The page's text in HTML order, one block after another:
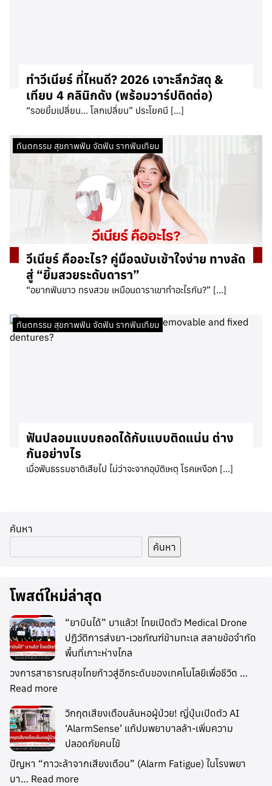
ทำวีเนียร์ ที่ไหนดี? 2026 เจาะลึกวัสดุ &
เทียบ 4 คลินิกดัง (พร้อมวาร์ปติดต่อ)
“รอยยิ้มเปลี่ยน… โลกเปลี่ยน” ประโยคนี […]
ทันตกรรม สุขภาพฟัน จัดฟัน รากฟันเทียม
วีเนียร์ คืออะไร? คู่มือฉบับเข้าใจง่าย ทางลัด
สู่ “ยิ้มสวยระดับดารา”
“อยากฟันขาว ทรงสวย เหมือนดาราเขาทำอะไรกัน?” […]
ทันตกรรม สุขภาพฟัน จัดฟัน รากฟันเทียม
ฟันปลอมแบบถอดได้กับแบบติดแน่น ต่าง
กันอย่างไร
เมื่อฟันธรรมชาติเสียไป ไม่ว่าจะจากอุบัติเหตุ โรคเหงือก […]
ค้นหา
ค้นหา
โพสต์ใหม่ล่าสุด
“ยาบินได้” มาแล้ว! ไทยเปิดตัว Medical Drone
ปฏิวัติการส่งยา-เวชภัณฑ์ข้ามทะเล สลายข้อจำกัด
พื้นที่เกาะห่างไกล
วงการสาธารณสุขไทยก้าวสู่อีกระดับของเทคโนโลยีเพื่อชีวิต …
Read more
วิกฤตเสียงเตือนล้นหอผู้ป่วย! ญี่ปุ่นเปิดตัว AI
‘AlarmSense’ แก้ปมพยาบาลล้า-เพิ่มความ
ปลอดภัยคนไข้
ปัญหา “ภาวะล้าจากเสียงเตือน” (Alarm Fatigue) ในโรงพยา
บา… Read more